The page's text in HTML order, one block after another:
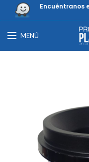
Encuéntranos
MENÚ